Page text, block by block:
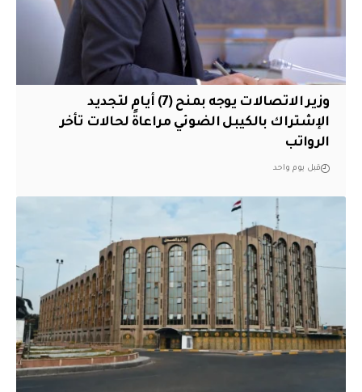
وزير الاتصالات يوجه بمنح (7) أيام لتجديد
الإشتراك بالكيبل الضوئي مراعاةً لحالات تأخر
الرواتب
قبل يوم واحد